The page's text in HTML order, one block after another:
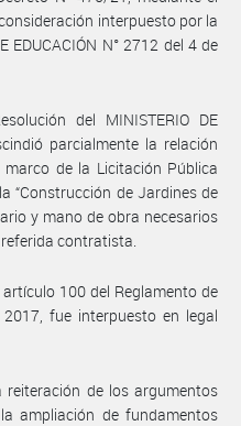
interpuesto por la
EDUCACIÓN N° 2712 del 4 de
del MINISTERIO DE
parcialmente la relación
de la Licitación Pública
“Construcción de Jardines de
y mano de obra necesarios
contratista.
100 del Reglamento de
fue interpuesto en legal
de los argumentos
ampliación de fundamentos